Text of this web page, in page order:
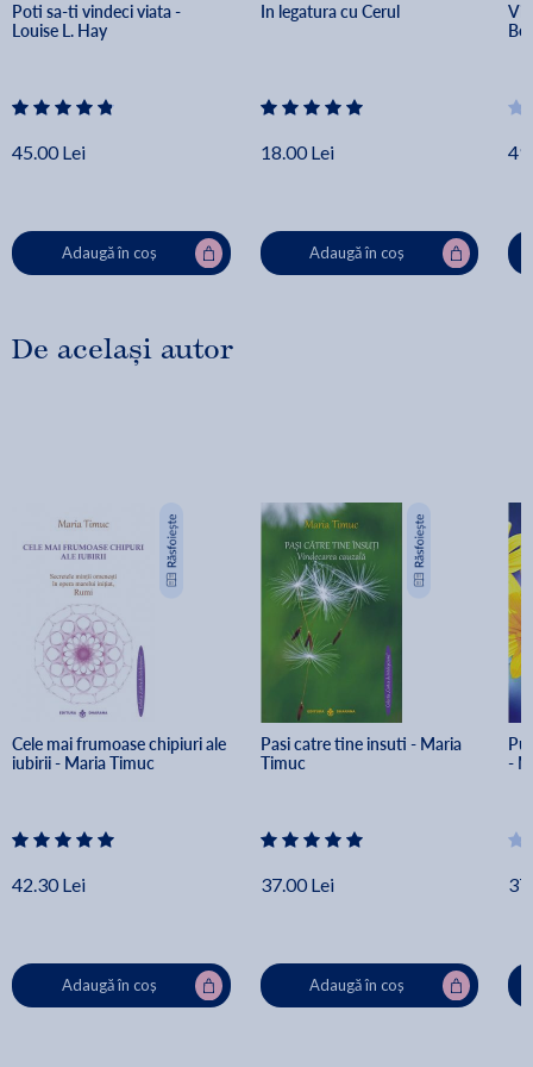
Poti sa-ti vindeci viata -
Louise L. Hay
45.00 Lei
Adaugă în coș
In legatura cu Cerul
18.00 Lei
Adaugă în coș
De același autor
Cele mai frumoase chipiuri ale
iubirii - Maria Timuc
42.30 Lei
Adaugă în coș
Pasi catre tine insuti - Maria
Timuc
37.00 Lei
Adaugă în coș
-